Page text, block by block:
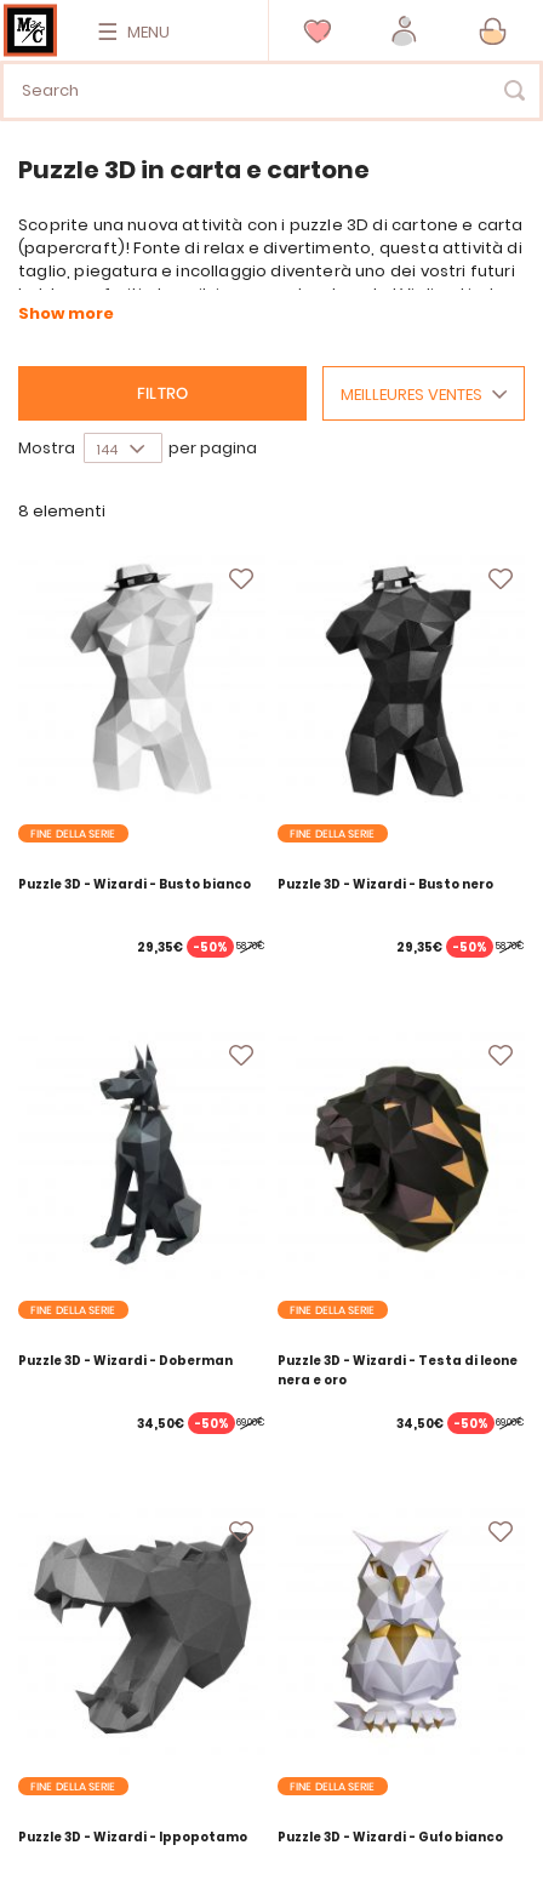
MENU
Puzzle 3D in carta e cartone
Scoprite una nuova attività con i puzzle 3D di cartone e carta
(papercraft)! Fonte di relax e divertimento, questa attività di
taglio, piegatura e incollaggio diventerà uno dei vostri futuri
hobby preferiti, dopo il ricamo, naturalmente! Vi divertirete a
vedere la vostra creazione prendere vita mentre la
8 elementi
MEILLEURES VENTES
Mostra per pagina
FINE DELLA SERIE
Puzzle 3D - Wizardi - Busto bianco
58,70€
29,35€ -50%
FINE DELLA SERIE
Puzzle 3D - Wizardi - Busto nero
58,70€
29,35€ -50%
FINE DELLA SERIE
Puzzle 3D - Wizardi - Doberman
69,00€
34,50€ -50%
FINE DELLA SERIE
Puzzle 3D - Wizardi - Testa di leone
nera e oro
69,00€
34,50€ -50%
FINE DELLA SERIE
Puzzle 3D - Wizardi - Ippopotamo
FINE DELLA SERIE
Puzzle 3D - Wizardi - Gufo bianco
FILTRO